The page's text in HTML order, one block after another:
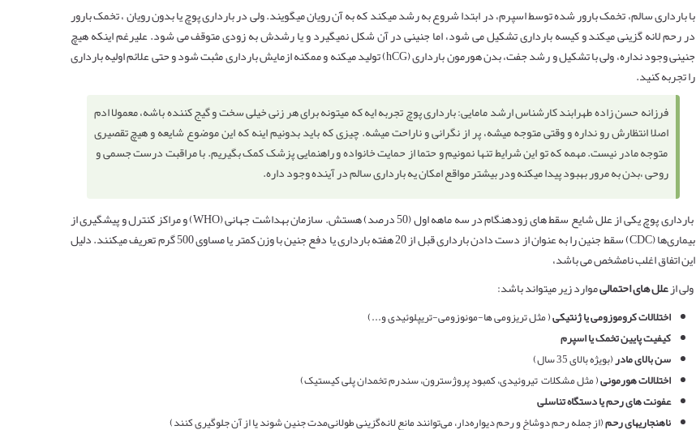
با بارداری سالم، تخمک بارور شده توسط اسپرم، در ابتدا شروع به رشد میکند که به آن رویان میگویند. ولی در بارداری پوچ یا بدون رویان ، تخمک بارور
در رحم لانه گزینی میکند و کیسه بارداری تشکیل می شود، اما جنینی در آن شکل نمیگیرد و یا رشدش به زودی متوقف می شود. علیرغم اینکه هیچ
جنینی وجود نداره، ولی با تشکیل و رشد جفت، بدن هورمون بارداری (hCG) تولید میکنه و ممکنه ازمایش بارداری مثبت شود و حتی علائم اولیه بارداری
را تجربه کنید.
فرزانه حسن زاده طهرابند کارشناس ارشد مامایی: بارداری پوچ تجربه ایه که میتونه برای هر زنی خیلی سخت و گیج کننده باشه، معمولا ادم
اصلا انتظارش رو نداره و وقتی متوجه میشه، پر از نگرانی و ناراحت میشه. چیزی که باید بدونیم اینه که این موضوع شایعه و هیچ تقصیری
متوجه مادر نیست. مهمه که تو این شرایط تنها نمونیم و حتما از حمایت خانواده و راهنمایی پزشک کمک بگیریم. با مراقبت درست جسمی و
روحی ،بدن به مرور بهبود پیدا میکنه ودر بیشتر مواقع امکان یه بارداری سالم در آینده وجود داره.
بارداری پوچ یکی از علل شایع سقط های زودهنگام در سه ماهه اول (50 درصد) هستش. سازمان بهداشت جهانی (WHO) و مراکز کنترل و پیشگیری از
بیماری‌ها (CDC) سقط جنین را به عنوان از دست دادن بارداری قبل از 20 هفته بارداری یا دفع جنین با وزن کمتر یا مساوی 500 گرم تعریف میکنند. دلیل
این اتفاق اغلب نامشخص می باشد،
ولی ازعلل های احتمالیموارد زیر میتواند باشد:
اختلالات کروموزومی یا ژنتیکی( مثل تریزومی ها-مونوزومی-تریپلوئیدی و...)
کیفیت پایین تخمک یا اسپرم
سن بالای مادر(بویژه بالای 35 سال)
اختلالات هورمونی( مثل مشکلات تیروئیدی، کمبود پروژسترون، سندرم تخمدان پلی کیستیک)
عفونت های رحم یا دستگاه تناسلی
ناهنجاریهای رحم(از جمله رحم دوشاخ و رحم دیواره‌دار، می‌توانند مانع لانه‌گزینی طولانی‌مدت جنین شوند یا از آن جلوگیری کنند)